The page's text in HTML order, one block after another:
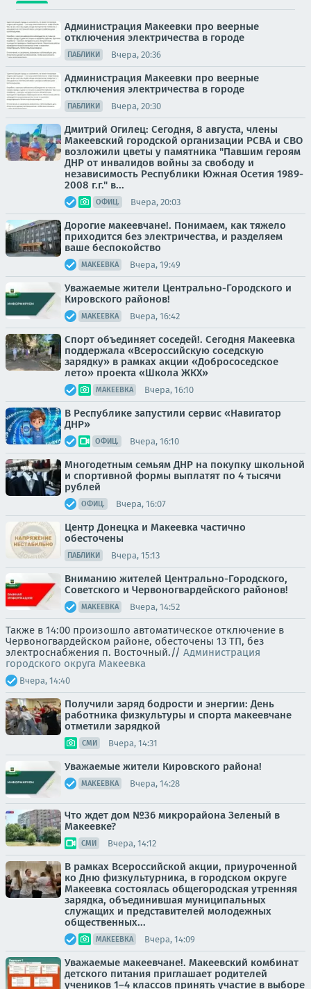
Администрация Макеевки про веерные
отключения электричества в городе
ПАБЛИКИ Вчера, 20:36
Администрация Макеевки про веерные
отключения электричества в городе
ПАБЛИКИ Вчера, 20:30
Дмитрий Огилец: Сегодня, 8 августа, члены
Макеевский городской организации РСВА и СВО
возложили цветы у памятника "Павшим героям
ДНР от инвалидов войны за свободу и
независимость Республики Южная Осетия 1989-
2008 г.г." в...
ОФИЦ. Вчера, 20:03
Дорогие макеевчане!. Понимаем, как тяжело
приходится без электричества, и разделяем
ваше беспокойство
МАКЕЕВКА Вчера, 19:49
Уважаемые жители Центрально-Городского и
Кировского районов!
МАКЕЕВКА Вчера, 16:42
Спорт объединяет соседей!. Сегодня Макеевка
поддержала «Всероссийскую соседскую
зарядку» в рамках акции «Добрососедское
лето» проекта «Школа ЖКХ»
МАКЕЕВКА Вчера, 16:10
В Республике запустили сервис «Навигатор
ДНР»
ОФИЦ. Вчера, 16:10
Многодетным семьям ДНР на покупку школьной
и спортивной формы выплатят по 4 тысячи
рублей
ОФИЦ. Вчера, 16:07
Центр Донецка и Макеевка частично
обесточены
ПАБЛИКИ Вчера, 15:13
Вниманию жителей Центрально-Городского,
Советского и Червоногвардейского районов!
МАКЕЕВКА Вчера, 14:52
Также в 14:00 произошло автоматическое отключение в
Червоногвардейском районе, обесточены 13 ТП, без
электроснабжения п. Восточный.// Администрация
городского округа Макеевка
Вчера, 14:40
Получили заряд бодрости и энергии: День
работника физкультуры и спорта макеевчане
отметили зарядкой
СМИ Вчера, 14:31
Уважаемые жители Кировского района!
МАКЕЕВКА Вчера, 14:28
Что ждет дом №36 микрорайона Зеленый в
Макеевке?
СМИ Вчера, 14:12
В рамках Всероссийской акции, приуроченной
ко Дню физкультурника, в городском округе
Макеевка состоялась общегородская утренняя
зарядка, объединившая муниципальных
служащих и представителей молодежных
общественных...
МАКЕЕВКА Вчера, 14:09
Уважаемые макеевчане!. Макеевский комбинат
детского питания приглашает родителей
учеников 1–4 классов принять участие в выборе